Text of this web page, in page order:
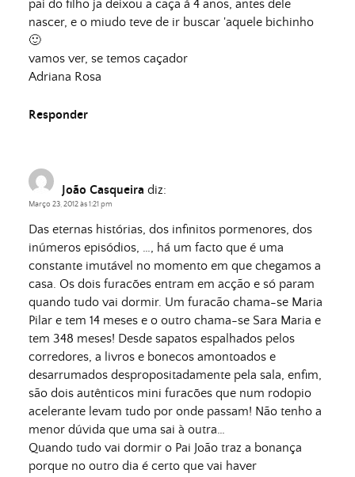
pai do filho ja deixou a caça á 4 anos, antes dele
nascer, e o miudo teve de ir buscar 'aquele bichinho
🙂
vamos ver, se temos caçador
Adriana Rosa
Responder
João Casqueira diz:
Março 23, 2012 às 1:21 pm
Das eternas histórias, dos infinitos pormenores, dos
inúmeros episódios, …, há um facto que é uma
constante imutável no momento em que chegamos a
casa. Os dois furacões entram em acção e só param
quando tudo vai dormir. Um furacão chama-se Maria
Pilar e tem 14 meses e o outro chama-se Sara Maria e
tem 348 meses! Desde sapatos espalhados pelos
corredores, a livros e bonecos amontoados e
desarrumados despropositadamente pela sala, enfim,
são dois autênticos mini furacões que num rodopio
acelerante levam tudo por onde passam! Não tenho a
menor dúvida que uma sai à outra…
Quando tudo vai dormir o Pai João traz a bonança
porque no outro dia é certo que vai haver